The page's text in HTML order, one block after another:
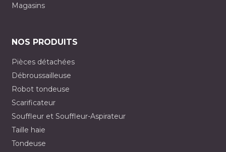
Magasins
NOS PRODUITS
Pièces détachées
Débroussailleuse
Robot tondeuse
Scarificateur
Souffleur et Souffleur-Aspirateur
Taille haie
Tondeuse